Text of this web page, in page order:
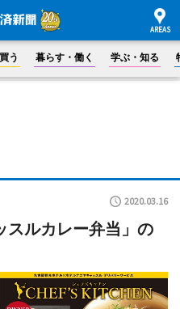
買う 暮らす・働く 学ぶ・知る
2020.03.16
スルカレー弁当」の